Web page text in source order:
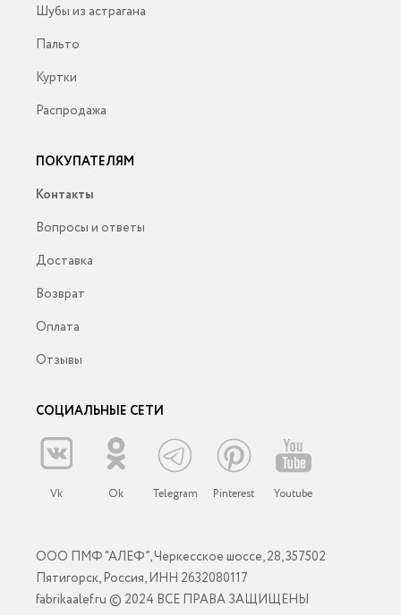
Шубы из астрагана
Пальто
Куртки
Распродажа
ПОКУПАТЕЛЯМ
Контакты
Вопросы и ответы
Доставка
Возврат
Оплата
Отзывы
СОЦИАЛЬНЫЕ СЕТИ
Vk Ok Telegram Pinterest Youtube
ООО ПМФ “АЛЕФ”, Черкесское шоссе, 28, 357502
Пятигорск, Россия, ИНН 2632080117
fabrikaalef.ru © 2024 ВСЕ ПРАВА ЗАЩИЩЕНЫ